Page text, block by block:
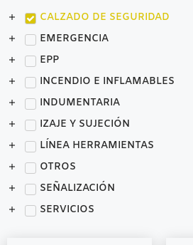
CALZADO DE SEGURIDAD
EMERGENCIA
EPP
INCENDIO E INFLAMABLES
INDUMENTARIA
IZAJE Y SUJECIÓN
LÍNEA HERRAMIENTAS
OTROS
SEÑALIZACIÓN
SERVICIOS